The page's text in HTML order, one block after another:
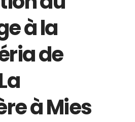
à la
de
à Mies